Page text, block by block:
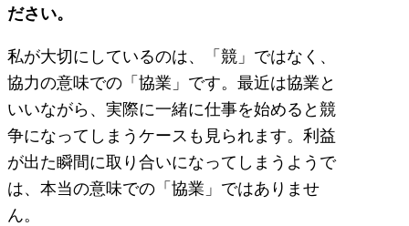
ださい。
私が大切にしているのは、「競」ではなく、
協力の意味での「協業」です。最近は協業と
いいながら、実際に一緒に仕事を始めると競
争になってしまうケースも見られます。利益
が出た瞬間に取り合いになってしまうようで
は、本当の意味での「協業」ではありませ
ん。